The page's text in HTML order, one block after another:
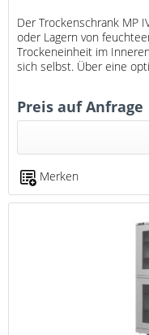
Der Trockenschrank MP
oder Lagern von
Trockeneinheit im
sich selbst. Über eine
Preis auf Anfrage
Merken